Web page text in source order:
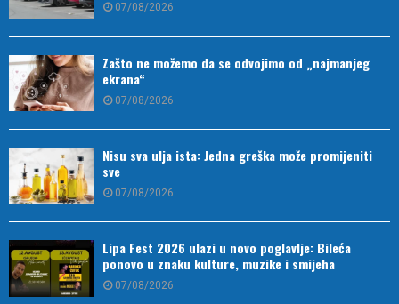
07/08/2026
Zašto ne možemo da se odvojimo od „najmanjeg
ekrana“
07/08/2026
Nisu sva ulja ista: Jedna greška može promijeniti
sve
07/08/2026
Lipa Fest 2026 ulazi u novo poglavlje: Bileća
ponovo u znaku kulture, muzike i smijeha
07/08/2026